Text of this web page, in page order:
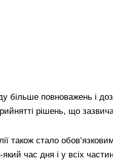
більше повноважень і
рішень, що
також стало
час дня і у всіх